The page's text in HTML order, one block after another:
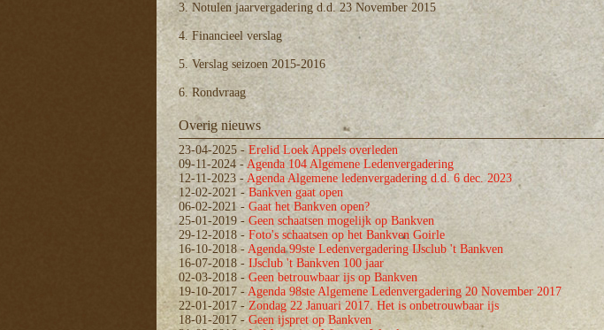
3. Notulen jaarvergadering d.d. 23 November 2015
4. Financieel verslag
5. Verslag seizoen 2015-2016
6. Rondvraag
Overig nieuws
23-04-2025 -Erelid Loek Appels overleden
09-11-2024 -Agenda 104 Algemene Ledenvergadering
12-11-2023 -Agenda Algemene ledenvergadering d.d. 6 dec. 2023
12-02-2021 -Bankven gaat open
06-02-2021- Gaat het Bankven open?
25-01-2019 - Geen schaatsen mogelijk op Bankven
29-12-2018 - Foto's schaatsen op het Bankven Goirle
16-10-2018- Agenda 99ste Ledenvergadering IJsclub 't Bankven
16-07-2018 - IJsclub 't Bankven 100 jaar
02-03-2018 -Geen betrouwbaar ijs op Bankven
19-10-2017 - Agenda 98ste Algemene Ledenvergadering 20 November 2017
22-01-2017- Zondag 22 Januari 2017. Het is onbetrouwbaar ijs
18-01-2017 -Geen ijspret op Bankven